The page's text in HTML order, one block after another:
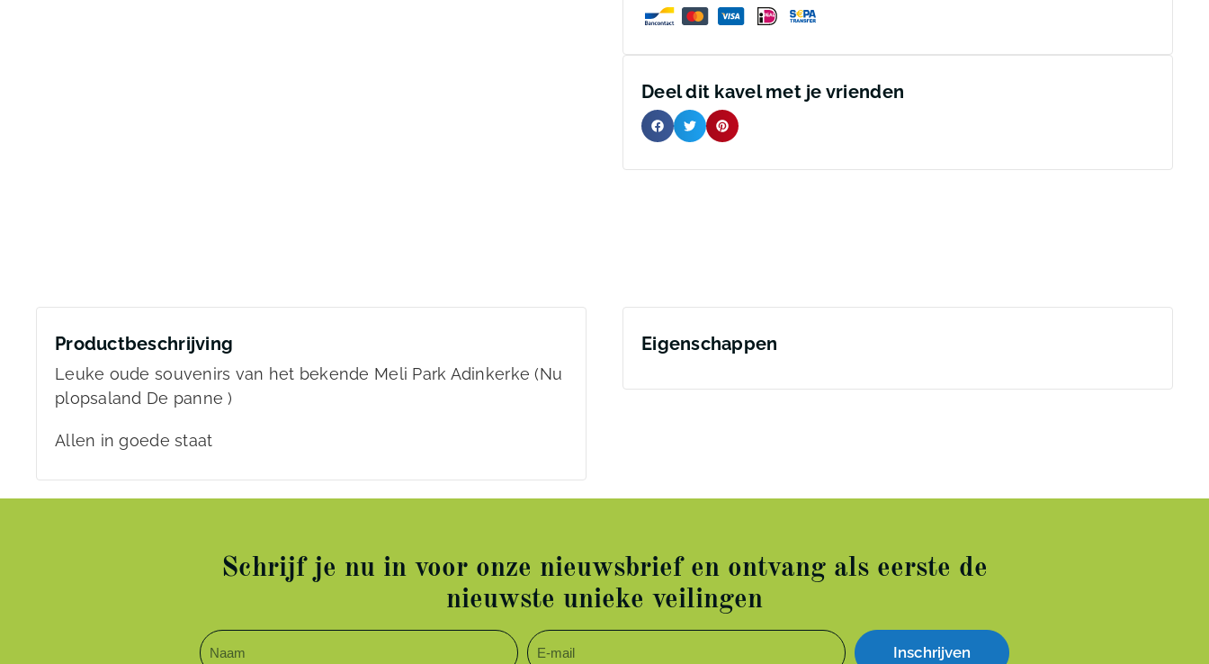
Deel dit kavel met je vrienden
Productbeschrijving
Leuke oude souvenirs van het bekende Meli Park Adinkerke (Nu
plopsaland De panne )
Allen in goede staat
Eigenschappen
Schrijf je nu in voor onze nieuwsbrief en ontvang als eerste de
nieuwste unieke veilingen
Inschrijven